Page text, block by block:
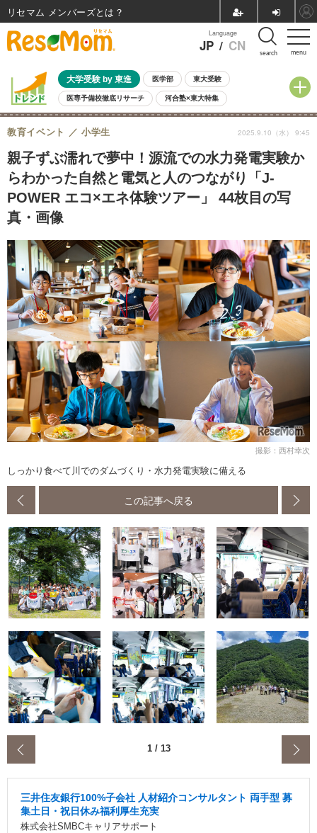
menu
Language
JP / CN search
大学受験 by 東進 医学部 東大受験
医専予備校徹底リサーチ 河合塾×東大特集
親子で考える大学選び 高校受験 中学受験 小学校受験
共通テスト 夏休み
8月開催イベント・WS 全国公立高校 過去問 人気記事
自由研究教材（小学生向け） 自由研究教材（中学生向け） ランキング
親子ずぶ濡れで夢中！源流での水力発電実験か
らわかった自然と電気と人のつながり「J-
POWER エコ×エネ体験ツアー」 44枚目の写
真・画像
教育イベント 小学生 2025.9.10（水） 9:45
撮影：西村幸次
しっかり食べて川でのダムづくり・水力発電実験に備える
この記事へ戻る
1/ 13
三井住友銀行100%子会社 人材紹介コンサルタント 両手型 募
集土日・祝日休み福利厚生充実
株式会社SMBCキャリアサポート
リセマム メンバーズ